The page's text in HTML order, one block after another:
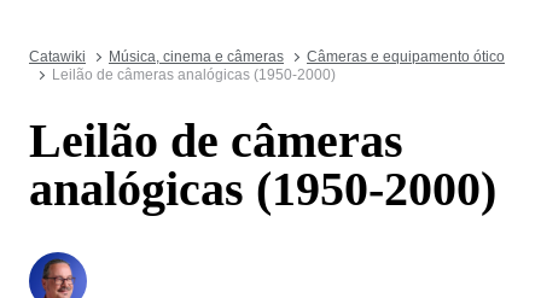
Catawiki Música, cinema e câmeras
Câmeras e equipamento ótico
Leilão de câmeras analógicas (1950-2000)
Leilão de câmeras
analógicas (1950-2000)